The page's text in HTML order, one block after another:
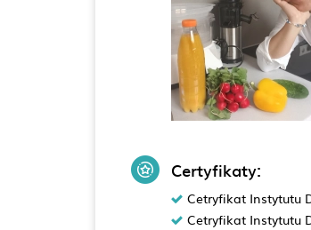
Certyfikaty:
Cetryfikat Instytutu
Cetryfikat Instytutu